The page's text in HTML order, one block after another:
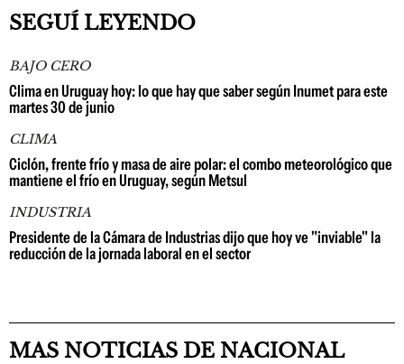
SEGUÍ LEYENDO
BAJO CERO
Clima en Uruguay hoy: lo que hay que saber según Inumet para este
martes 30 de junio
CLIMA
Ciclón, frente frío y masa de aire polar: el combo meteorológico que
mantiene el frío en Uruguay, según Metsul
INDUSTRIA
Presidente de la Cámara de Industrias dijo que hoy ve "inviable" la
reducción de la jornada laboral en el sector
MAS NOTICIAS DE NACIONAL